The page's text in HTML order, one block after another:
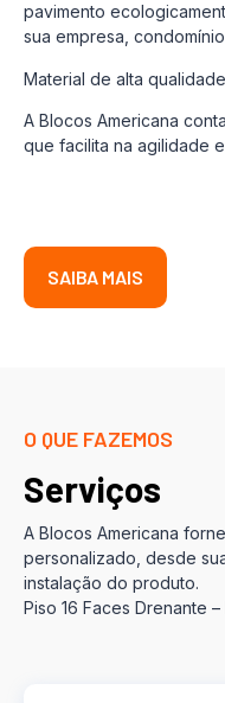
pavimento
sua empresa,
Material de alta
A Blocos Americana
que facilita na agilidade
SAIBA MAIS
O QUE FAZEMOS
Serviços
A Blocos Americana
personalizado, desde
instalação do produto.
Piso 16 Faces Drenante